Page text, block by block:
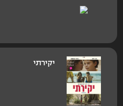
יקירתי